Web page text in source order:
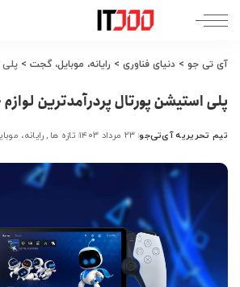
آی تی جو > دنیای فناوری > رایانه، موبایل، گجت > پلی
پلی استیشن پورتال پردرآمد‌ترین
ارسال
توسط
تیم تحریریه آی‌تی‌جو ۲۳ مرداد ۱۴۰۳ تازه ها رایانه،